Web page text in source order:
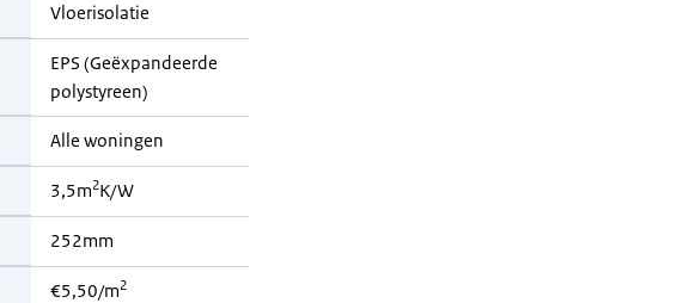
Vloerisolatie
EPS (Geëxpandeerde
polystyreen)
Alle woningen
3,5m2K/W
252mm
€5,50/m2